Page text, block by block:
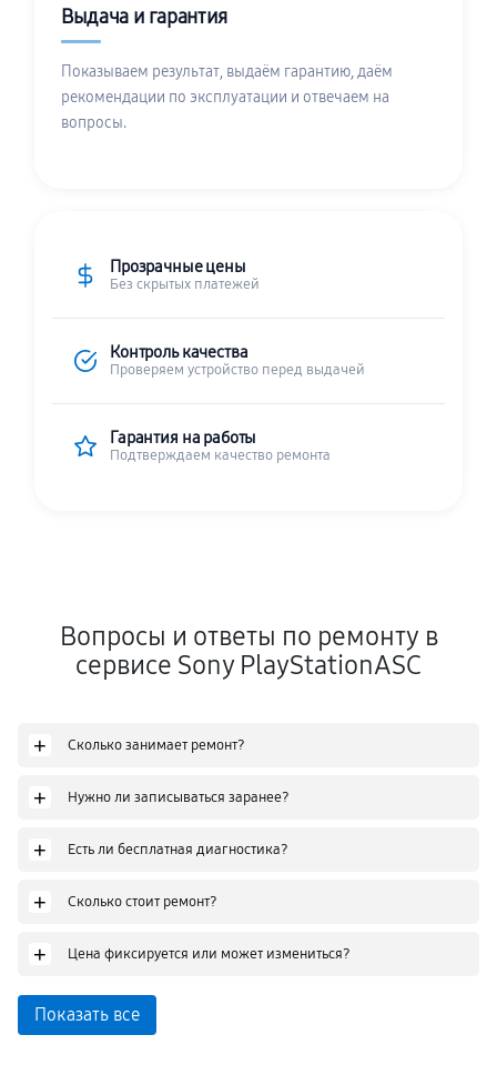
Выдача и гарантия
Показываем результат, выдаём гарантию, даём
рекомендации по эксплуатации и отвечаем на
вопросы.
Прозрачные цены
Без скрытых платежей
Контроль качества
Проверяем устройство перед выдачей
Гарантия на работы
Подтверждаем качество ремонта
Вопросы и ответы по ремонту в
сервисе Sony PlayStationASC
+ Сколько занимает ремонт?
+ Нужно ли записываться заранее?
+ Есть ли бесплатная диагностика?
+ Сколько стоит ремонт?
+ Цена фиксируется или может измениться?
Показать все